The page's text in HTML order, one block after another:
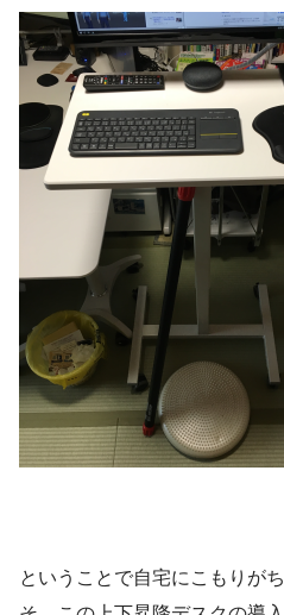
ということで自宅にこもりが